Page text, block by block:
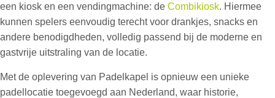
een kiosk en een vendingmachine: de Combikiosk. Hiermee
kunnen spelers eenvoudig terecht voor drankjes, snacks en
andere benodigdheden, volledig passend bij de moderne en
gastvrije uitstraling van de locatie.
Met de oplevering van Padelkapel is opnieuw een unieke
padellocatie toegevoegd aan Nederland, waar historie,